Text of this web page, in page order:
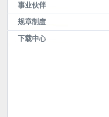
事业伙伴
规章制度
下载中心